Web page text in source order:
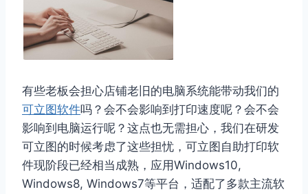
有些老板会担心店铺老旧的电脑系统能带动我们的
可立图软件吗？会不会影响到打印速度呢？会不会
影响到电脑运行呢？这点也无需担心，我们在研发
可立图的时候考虑了这些担忧，可立图自助打印软
件现阶段已经相当成熟，应用Windows10,
Windows8, Windows7等平台，适配了多款主流软